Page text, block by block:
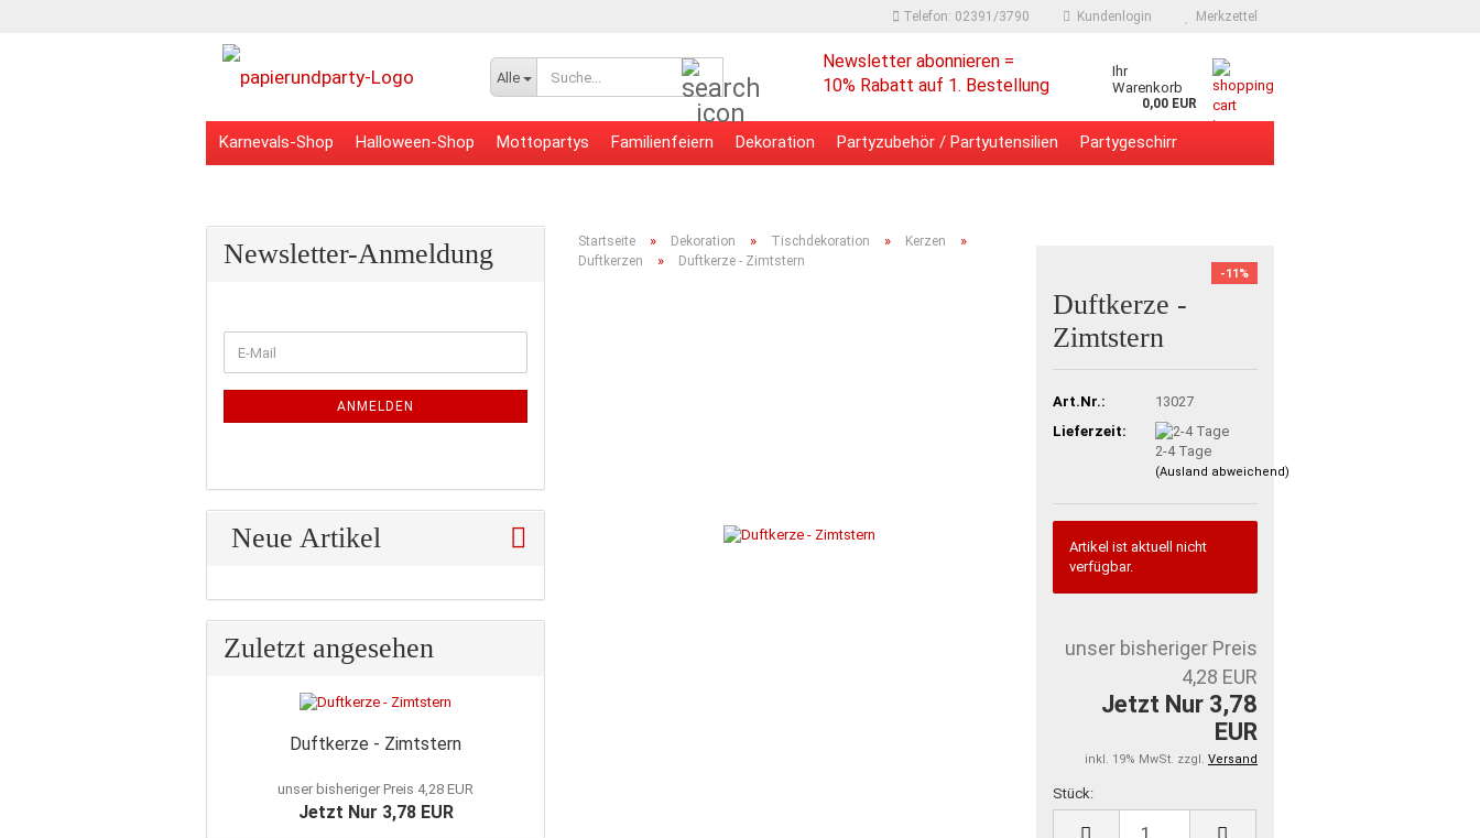
Telefon: 02391/3790 Kundenlogin Merkzettel
Alle
Newsletter abonnieren =
10% Rabatt auf 1. Bestellung
Ihr
Warenkorb
0,00 EUR
Karnevals-Shop Halloween-Shop Mottopartys Familienfeiern Dekoration Partyzubehör / Partyutensilien Partygeschirr
Startseite » Dekoration » Tischdekoration » Kerzen »
Duftkerzen » Duftkerze - Zimtstern
-11%
Duftkerze -
Zimtstern
Art.Nr.:
13027
Lieferzeit:
2-4 Tage
(Ausland abweichend)
Artikel ist aktuell nicht
verfügbar.
unser bisheriger Preis
4,28 EUR
Jetzt Nur 3,78
EUR
inkl. 19% MwSt. zzgl. Versand
Stück:
Stück
Newsletter-Anmeldung
ZUR
E-
Mail
ANMELDEN
Neue Artikel
Zuletzt angesehen
Duftkerze - Zimtstern
unser bisheriger Preis 4,28 EUR
Jetzt Nur 3,78 EUR